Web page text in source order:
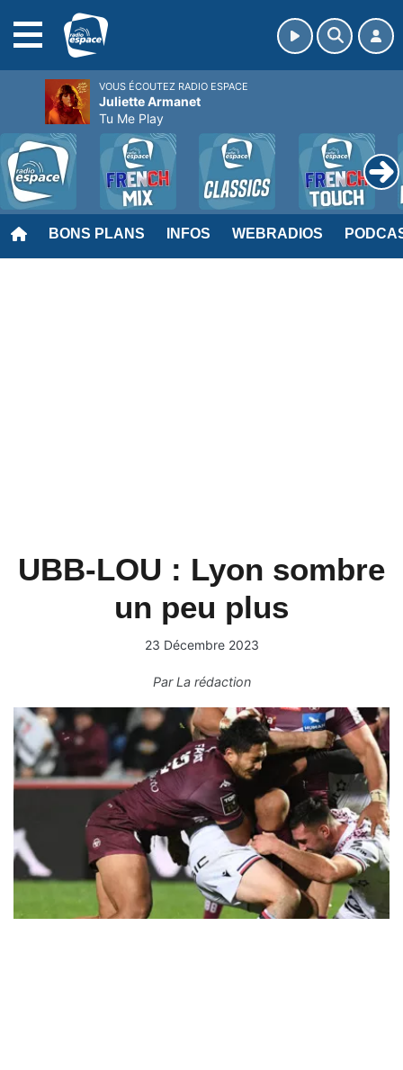
BONS PLANS INFOS WEBRADIOS
UBB-LOU : Lyon sombre
un peu plus
23 Décembre 2023
ParLa rédaction
VOUS ÉCOUTEZ RADIO ESPACE
Juliette Armanet
Tu Me Play